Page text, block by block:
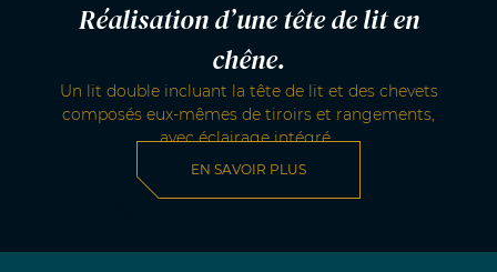
Réalisation d’une tête de lit en
chêne.
Un lit double incluant la tête de lit et des chevets
composés eux-mêmes de tiroirs et rangements,
avec éclairage intégré.
EN SAVOIR PLUS